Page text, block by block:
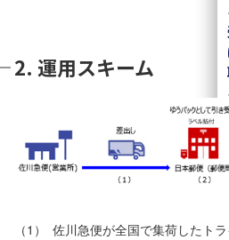
2. 運用スキーム
（1）
佐川急便が全国で集荷したト